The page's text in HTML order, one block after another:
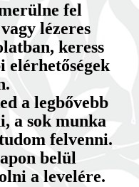
fel
lézeres
keress
elérhetőségek
a legbővebb
a sok munka
felvenni.
belül
a levelére.